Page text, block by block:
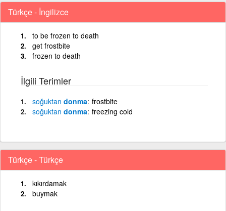
Türkçe - İngilizce
to be frozen to death
get frostbite
frozen to death
İlgili Terimler
soğuktan donma frostbite
soğuktan donma freezing cold
Türkçe - Türkçe
kıkırdamak
buymak